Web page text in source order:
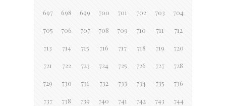
697 698 699 700 701 702 703 704
705 706 707 708 709 710 711 712
713 714 715 716 717 718 719 720
721 722 723 724 725 726 727 728
729 730 731 732 733 734 735 736
737 738 739 740 741 742 743 744